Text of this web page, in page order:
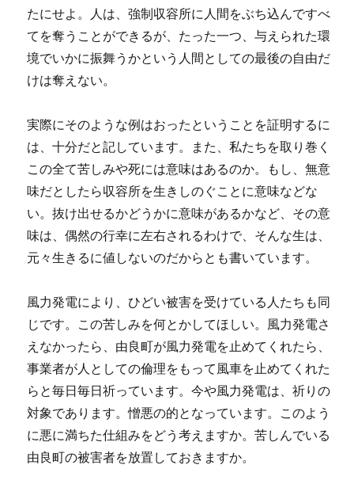
たにせよ。人は、強制収容所に人間をぶち込んですべ
てを奪うことができるが、たった一つ、与えられた環
境でいかに振舞うかという人間としての最後の自由だ
けは奪えない。
実際にそのような例はおったということを証明するに
は、十分だと記しています。また、私たちを取り巻く
この全て苦しみや死には意味はあるのか。もし、無意
味だとしたら収容所を生きしのぐことに意味などな
い。抜け出せるかどうかに意味があるかなど、その意
味は、偶然の行幸に左右されるわけで、そんな生は、
元々生きるに値しないのだからとも書いています。
風力発電により、ひどい被害を受けている人たちも同
じです。この苦しみを何とかしてほしい。風力発電さ
えなかったら、由良町が風力発電を止めてくれたら、
事業者が人としての倫理をもって風車を止めてくれた
らと毎日毎日祈っています。今や風力発電は、祈りの
対象であります。憎悪の的となっています。このよう
に悪に満ちた仕組みをどう考えますか。苦しんでいる
由良町の被害者を放置しておきますか。